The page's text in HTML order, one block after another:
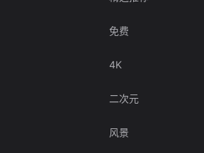
免费
4K
二次元
风景